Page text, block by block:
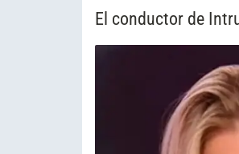
El conductor de